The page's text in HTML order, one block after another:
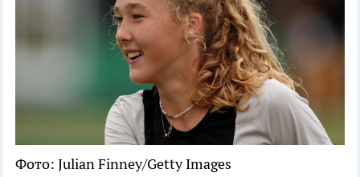
Фото: Julian Finney/Getty Images